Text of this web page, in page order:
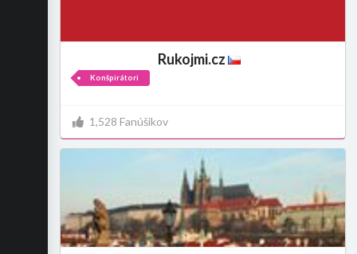
Rukojmi.cz
Konšpirátori
1,528 Fanúšikov